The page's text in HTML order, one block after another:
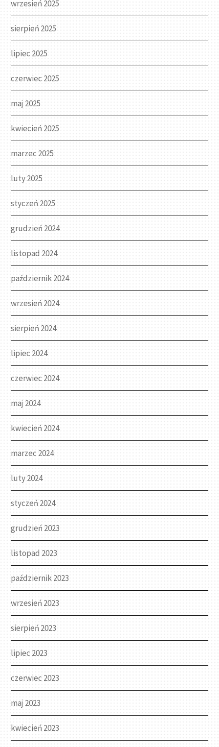
wrzesień 2025
sierpień 2025
lipiec 2025
czerwiec 2025
maj 2025
kwiecień 2025
marzec 2025
luty 2025
styczeń 2025
grudzień 2024
listopad 2024
październik 2024
wrzesień 2024
sierpień 2024
lipiec 2024
czerwiec 2024
maj 2024
kwiecień 2024
marzec 2024
luty 2024
styczeń 2024
grudzień 2023
listopad 2023
październik 2023
wrzesień 2023
sierpień 2023
lipiec 2023
czerwiec 2023
maj 2023
kwiecień 2023